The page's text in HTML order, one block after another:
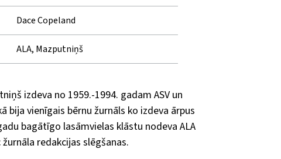
Dace Copeland
ALA, Mazputniņš
izdeva no 1959.-1994. gadam ASV un
bija vienīgais bērnu žurnāls ko izdeva ārpus
bagātīgo lasāmvielas klāstu nodeva ALA
redakcijas slēgšanas.